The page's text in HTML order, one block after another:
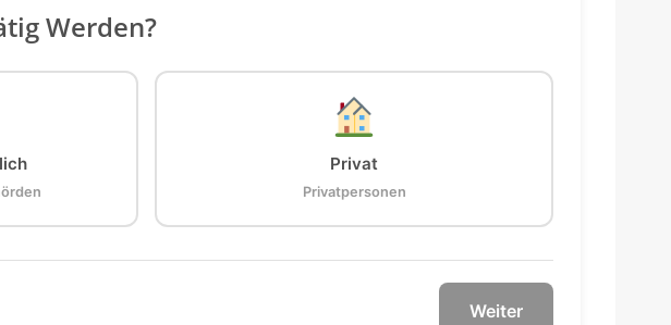
Werden?
Privat
Privatpersonen
Weiter